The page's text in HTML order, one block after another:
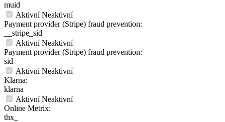
muid
Aktivní Neaktivní
Payment provider (Stripe) fraud prevention:
__stripe_sid
Aktivní Neaktivní
Payment provider (Stripe) fraud prevention:
sid
Aktivní Neaktivní
Klarna:
klarna
Aktivní Neaktivní
Online Metrix:
thx_